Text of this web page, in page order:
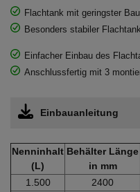
Flachtank mit geringster
Besonders stabiler
Einfacher Einbau des
Anschlussfertig mit 3
Einbauanleitung
Nenninhalt
(L)
Behälter Länge
in mm
1.500
2400